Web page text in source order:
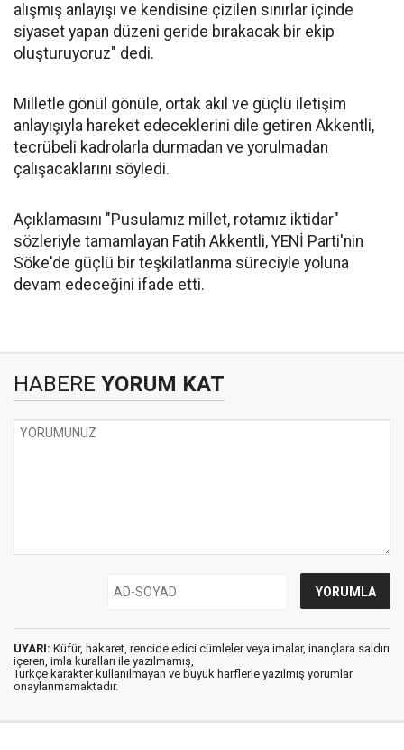
alışmış anlayışı ve kendisine çizilen sınırlar içinde
siyaset yapan düzeni geride bırakacak bir ekip
oluşturuyoruz" dedi.
Milletle gönül gönüle, ortak akıl ve güçlü iletişim
anlayışıyla hareket edeceklerini dile getiren Akkentli,
tecrübeli kadrolarla durmadan ve yorulmadan
çalışacaklarını söyledi.
Açıklamasını "Pusulamız millet, rotamız iktidar"
sözleriyle tamamlayan Fatih Akkentli, YENİ Parti'nin
Söke'de güçlü bir teşkilatlanma süreciyle yoluna
devam edeceğini ifade etti.
HABERE YORUM KAT
UYARI: Küfür, hakaret, rencide edici cümleler veya imalar, inançlara saldırı
içeren, imla kuralları ile yazılmamış,
Türkçe karakter kullanılmayan ve büyük harflerle yazılmış yorumlar
onaylanmamaktadır.